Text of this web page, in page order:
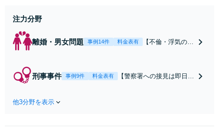
注力分野
離婚・男女問題 事例14件 料金表有
【不倫・浮気の慰
倫問題の相談は毎
刑事事件 事例9件 料金表有
【警察署への接見は即日対
当の弁護士が身柄釈放・不
他3分野を表示